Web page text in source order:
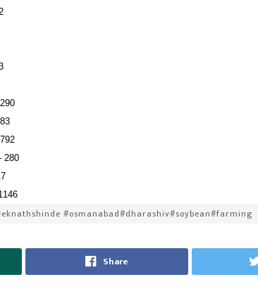
280
#osmanabad#dharashiv#soybean#farming
Share